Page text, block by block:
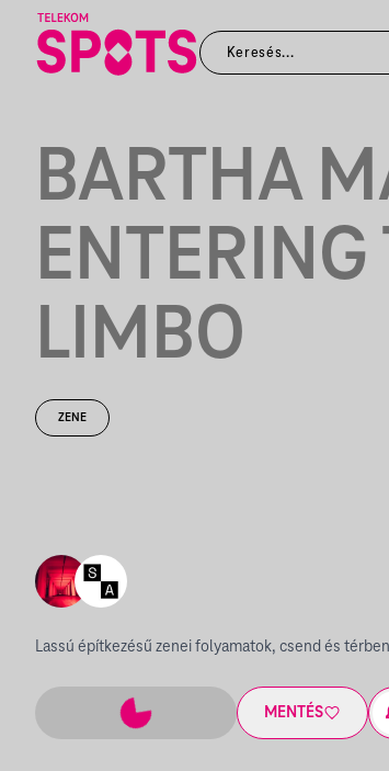
BARTHA
ENTERING
LIMBO
ZENE
Lassú építkezésű zenei folyamatok, csend és
MENTÉS